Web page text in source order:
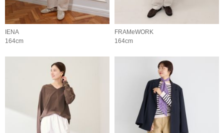
IENA
164cm
FRAMeWORK
164cm